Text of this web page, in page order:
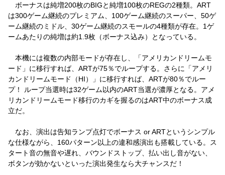
ボーナスは純増200枚のBIGと純増100枚のREGの2種類。ART
は300ゲーム継続のプレミアム、100ゲーム継続のスーパー、50ゲ
ーム継続のミドル、30ゲーム継続のスモールの4種類が存在。1ゲ
ームあたりの純増は約1.9枚（ボーナス込み）となっている。
本機には複数の内部モードが存在し、「アメリカンドリームモ
ード」に移行すれば、ARTが75％でループする。さらに「アメリ
カンドリームモード（HI）」に移行すれば、ARTが80％でルー
プ！ ループ当選時は32ゲーム以内のART当選が濃厚となる。アメ
リカンドリームモード移行のカギを握るのはART中のボーナス成
立だ。
なお、演出は告知ランプ点灯でボーナス or ARTというシンプル
な仕様ながら、160パターン以上の違和感演出も搭載している。ス
タート音の無音や遅れ、バウンドストップ、払い出し音がない、
ボタンが効かないといった演出発生なら大チャンスだ！